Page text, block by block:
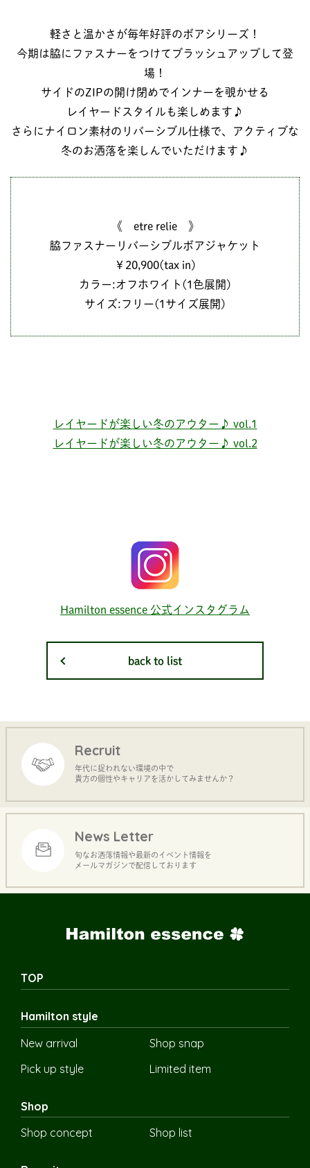
軽さと温かさが毎年好評のボアシリーズ！
今期は脇にファスナーをつけてブラッシュアップして登
場！
サイドのZIPの開け閉めでインナーを覗かせる
レイヤードスタイルも楽しめます♪
さらにナイロン素材のリバーシブル仕様で、アクティブな
冬のお洒落を楽しんでいただけます♪
《 etre relie 》
脇ファスナーリバーシブルボアジャケット
￥20,900(tax in)
カラー:オフホワイト(1色展開)
サイズ:フリー(1サイズ展開)
レイヤードが楽しい冬のアウター♪ vol.1
レイヤードが楽しい冬のアウター♪ vol.2
Hamilton essence 公式インスタグラム
back to list
Recruit
年代に捉われない環境の中で
貴方の個性やキャリアを活かしてみませんか？
News Letter
旬なお洒落情報や最新のイベント情報を
メールマガジンで配信しております
TOP
Hamilton style
New arrival
Shop snap
Pick up style
Limited item
Shop
Shop concept
Shop list